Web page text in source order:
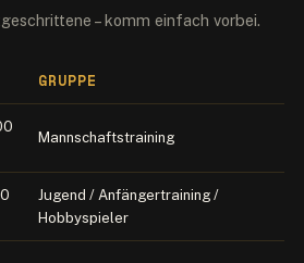
– komm einfach vorbei.
GRUPPE
Mannschaftstraining
Jugend / Anfängertraining /
Hobbyspieler